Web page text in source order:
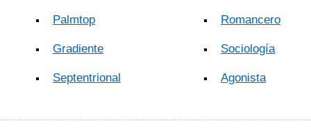
Palmtop
Gradiente
Septentrional
Romancero
Sociología
Agonista